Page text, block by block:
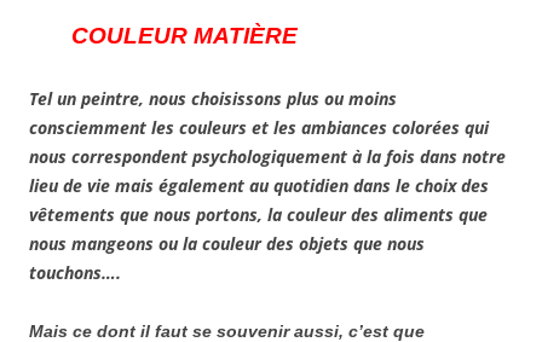
COULEUR MATIÈRE
Tel un peintre, nous choisissons plus ou moins
consciemment les couleurs et les ambiances colorées qui
nous correspondent psychologiquement à la fois dans notre
lieu de vie mais également au quotidien dans le choix des
vêtements que nous portons, la couleur des aliments que
nous mangeons ou la couleur des objets que nous
touchons….
Mais ce dont il faut se souvenir aussi, c’est que